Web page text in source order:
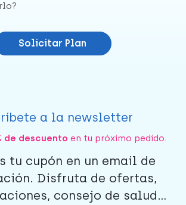
Solicitar Plan
a la newsletter
de descuento en tu próximo pedido.
tu cupón en un email de
Disfruta de ofertas,
consejo de salud...